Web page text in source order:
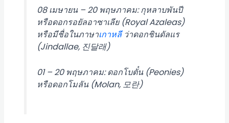
08 เมษายน – 20 พฤษภาคม: กุหลาบพันปี
หรือดอกรอยัลอาซาเลีย (Royal Azaleas)
หรือมีชื่อในภาษาเกาหลีว่าดอกชินดัลแร
(Jindallae, 진달래)
01 – 20 พฤษภาคม: ดอกโบตั๋น (Peonies)
หรือดอกโมลัน (Molan, 모란)